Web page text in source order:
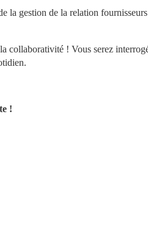
la gestion de la relation
collaborativité ! Vous serez
!